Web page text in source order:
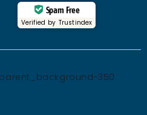
Spam Free
Verified by Trustindex